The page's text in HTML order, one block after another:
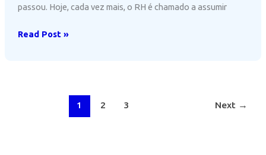
passou. Hoje, cada vez mais, o RH é chamado a assumir
O
Read Post »
1 2 3 Next →